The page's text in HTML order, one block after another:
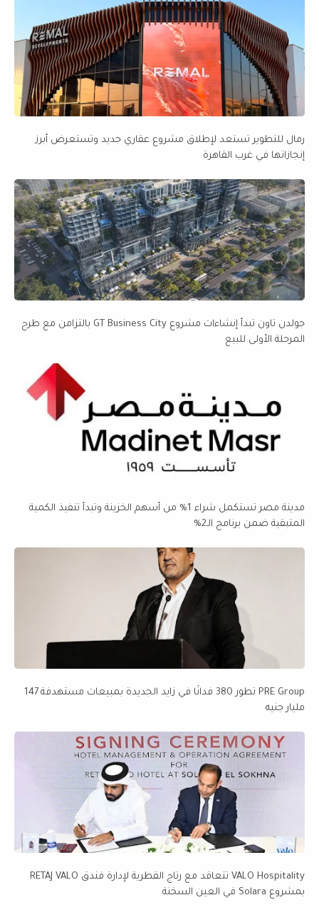
رمال للتطوير تستعد لإطلاق مشروع عقاري جديد وتستعرض أبرز
إنجازاتها في غرب القاهرة
جولدن تاون تبدأ إنشاءات مشروع GT Business City بالتزامن مع طرح
المرحلة الأولى للبيع
مدينة مصر تستكمل شراء 1% من أسهم الخزينة وتبدأ تنفيذ الكمية
المتبقية ضمن برنامج الـ2%
PRE Group تطور 380 فدانًا في زايد الجديدة بمبيعات مستهدفة 147
مليار جنيه
VALO Hospitality تتعاقد مع رتاج القطرية لإدارة فندق RETAJ VALO
بمشروع Solara في العين السخنة